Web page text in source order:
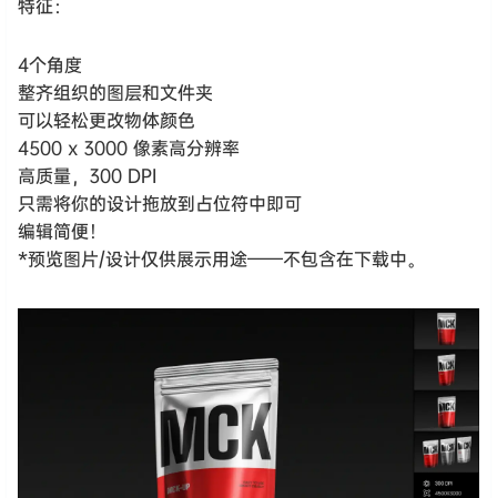
特征：
4个角度
整齐组织的图层和文件夹
可以轻松更改物体颜色
4500 x 3000 像素高分辨率
高质量，300 DPI
只需将你的设计拖放到占位符中即可
编辑简便！
*预览图片/设计仅供展示用途——不包含在下载中。